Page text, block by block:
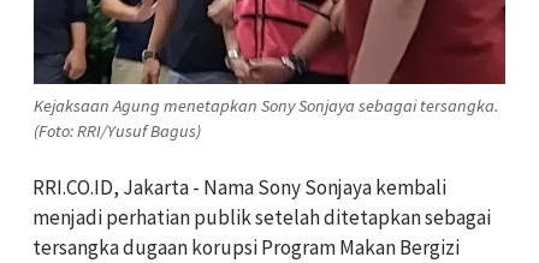
Kejaksaan Agung menetapkan Sony Sonjaya sebagai tersangka.
(Foto: RRI/Yusuf Bagus)
RRI.CO.ID, Jakarta - Nama Sony Sonjaya kembali
menjadi perhatian publik setelah ditetapkan sebagai
tersangka dugaan korupsi Program Makan Bergizi